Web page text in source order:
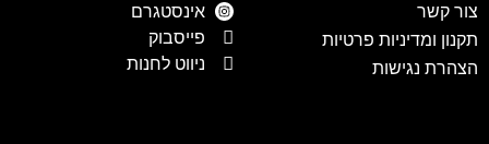
צור קשר
תקנון ומדיניות פרטיות
הצהרת נגישות
אינסטגרם
פייסבוק
ניווט לחנות